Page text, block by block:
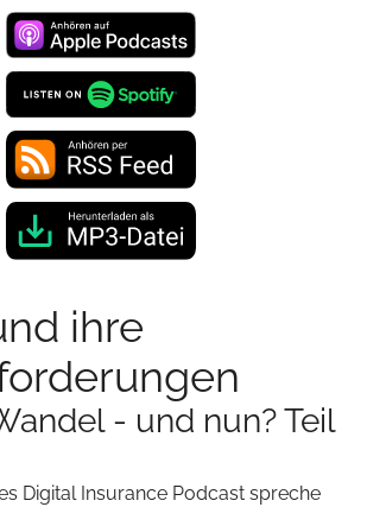
ihre
- und nun? Teil
Digital Insurance Podcast spreche